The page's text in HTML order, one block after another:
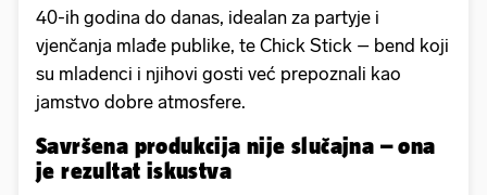
40-ih godina do danas, idealan za partyje i
vjenčanja mlađe publike, te Chick Stick – bend koji
su mladenci i njihovi gosti već prepoznali kao
jamstvo dobre atmosfere.
Savršena produkcija nije slučajna – ona
je rezultat iskustva